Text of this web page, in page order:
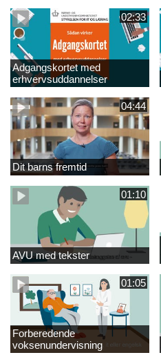
02:33
Adgangskortet med
erhvervsuddannelser
04:44
Dit barns fremtid
01:10
AVU med tekster
01:05
Forberedende
voksenundervisning